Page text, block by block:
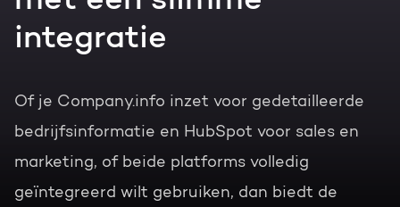
integratie
Of je Company.info inzet voor gedetailleerde
bedrijfsinformatie en HubSpot voor sales en
marketing, of beide platforms volledig
geïntegreerd wilt gebruiken, dan biedt de